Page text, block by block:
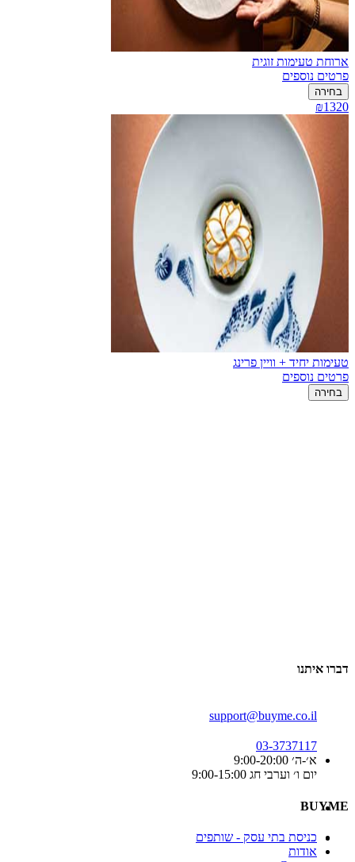
ארוחת טעימות זוגית
פרטים נוספים
בחירה
₪1320
טעימות יחיד + וויין פרינג
פרטים נוספים
בחירה
דברו איתנו
support@buyme.co.il
03-3737117
א׳-ה׳ 9:00-20:00
יום ו׳ וערבי חג 9:00-15:00
BUYME
כניסת בתי עסק - שותפים
אודות